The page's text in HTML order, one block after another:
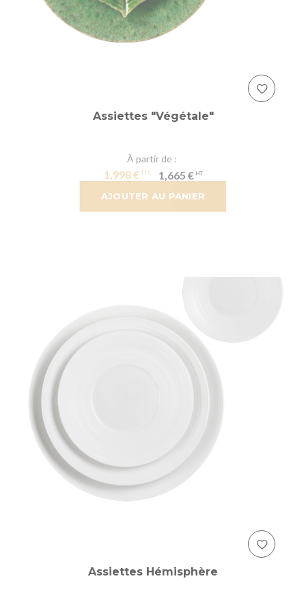
AJOUTER AU PANIER
Assiettes "Végétale"
À partir de
1,998 € 1,665 €
Assiettes Hémisphère